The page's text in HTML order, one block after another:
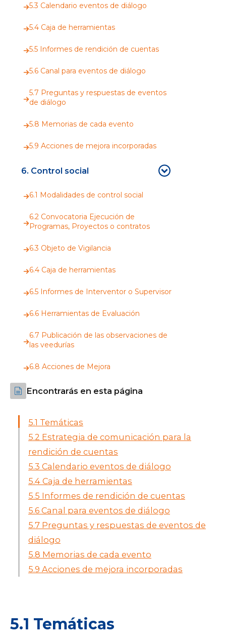
5.3 Calendario eventos de diálogo
5.4 Caja de herramientas
5.5 Informes de rendición de cuentas
5.6 Canal para eventos de diálogo
5.7 Preguntas y respuestas de eventos
de diálogo
5.8 Memorias de cada evento
5.9 Acciones de mejora incorporadas
6. Control social
6.1 Modalidades de control social
6.2 Convocatoria Ejecución de
Programas, Proyectos o contratos
6.3 Objeto de Vigilancia
6.4 Caja de herramientas
6.5 Informes de Interventor o Supervisor
6.6 Herramientas de Evaluación
6.7 Publicación de las observaciones de
las veedurías
6.8 Acciones de Mejora
Encontrarás en esta página
5.1 Temáticas
5.2 Estrategia de comunicación para la
rendición de cuentas
5.3 Calendario eventos de diálogo
5.4 Caja de herramientas
5.5 Informes de rendición de cuentas
5.6 Canal para eventos de diálogo
5.7 Preguntas y respuestas de eventos de
diálogo
5.8 Memorias de cada evento
5.9 Acciones de mejora incorporadas
5.1 Temáticas